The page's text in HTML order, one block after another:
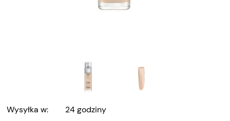
Wysyłka w:
24 godziny